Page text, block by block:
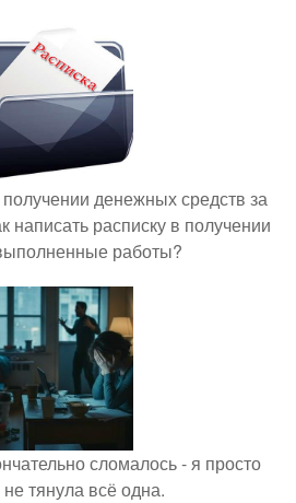
денежных средств за
написать расписку в получении
работы?
сломалось - я просто
тянула всё одна.